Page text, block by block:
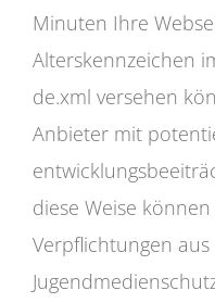
Minuten Ihre
Alterskennzeichen
de.xml versehen
Anbieter mit
diese Weise
Verpflichtungen aus